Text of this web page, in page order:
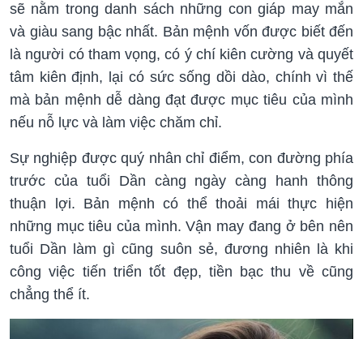
sẽ nằm trong danh sách những con giáp may mắn
và giàu sang bậc nhất. Bản mệnh vốn được biết đến
là người có tham vọng, có ý chí kiên cường và quyết
tâm kiên định, lại có sức sống dồi dào, chính vì thế
mà bản mệnh dễ dàng đạt được mục tiêu của mình
nếu nỗ lực và làm việc chăm chỉ.
Sự nghiệp được quý nhân chỉ điểm, con đường phía
trước của tuổi Dần càng ngày càng hanh thông
thuận lợi. Bản mệnh có thể thoải mái thực hiện
những mục tiêu của mình. Vận may đang ở bên nên
tuổi Dần làm gì cũng suôn sẻ, đương nhiên là khi
công việc tiến triển tốt đẹp, tiền bạc thu về cũng
chẳng thể ít.